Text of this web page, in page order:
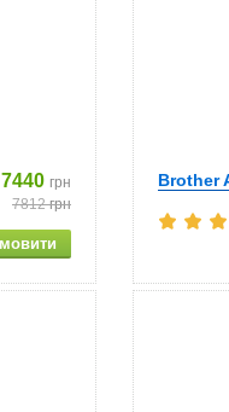
7440 грн
7812грн
Brother